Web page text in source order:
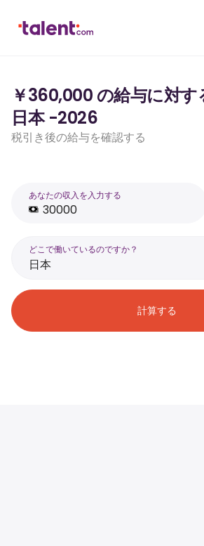
￥360,000 の給与に対す
日本 -2026
税引き後の給与を確認する
あなたの収入を入力する
どこで働いているのですか？
日本
計算する